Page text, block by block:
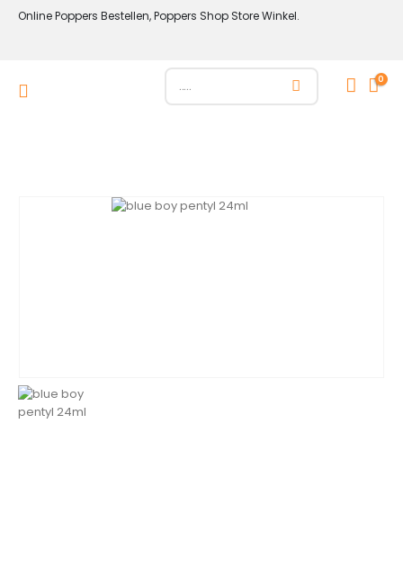
Online Poppers Bestellen, Poppers Shop Store Winkel.
0